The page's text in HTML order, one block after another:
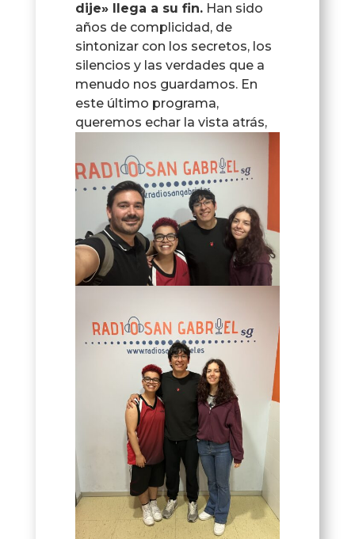
dije» llega a su fin.Han sido
años de complicidad, de
sintonizar con los secretos, los
silencios y las verdades que a
menudo nos guardamos. En
este último programa,
queremos echar la vista atrás,